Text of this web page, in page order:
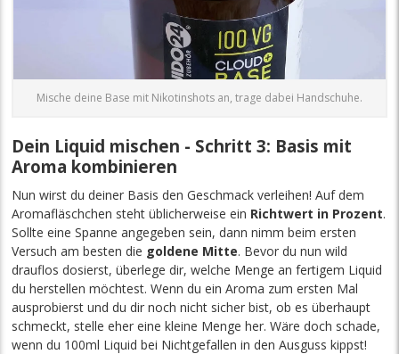
Mische deine Base mit Nikotinshots an, trage dabei Handschuhe.
Dein Liquid mischen - Schritt 3: Basis mit
Aroma kombinieren
Nun wirst du deiner Basis den Geschmack verleihen! Auf dem
Aromafläschchen steht üblicherweise ein Richtwert in Prozent.
Sollte eine Spanne angegeben sein, dann nimm beim ersten
Versuch am besten die goldene Mitte. Bevor du nun wild
drauflos dosierst, überlege dir, welche Menge an fertigem Liquid
du herstellen möchtest. Wenn du ein Aroma zum ersten Mal
ausprobierst und du dir noch nicht sicher bist, ob es überhaupt
schmeckt, stelle eher eine kleine Menge her. Wäre doch schade,
wenn du 100ml Liquid bei Nichtgefallen in den Ausguss kippst!